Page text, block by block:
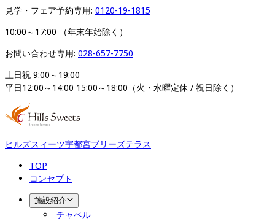
見学・フェア予約専用: 0120-19-1815
10:00～17:00 （年末年始除く）
お問い合わせ専用: 028-657-7750
土日祝 9:00～19:00
平日12:00～14:00 15:00～18:00（火・水曜定休 / 祝日除く）
ヒルズスィーツ宇都宮ブリーズテラス
TOP
コンセプト
施設紹介
チャペル